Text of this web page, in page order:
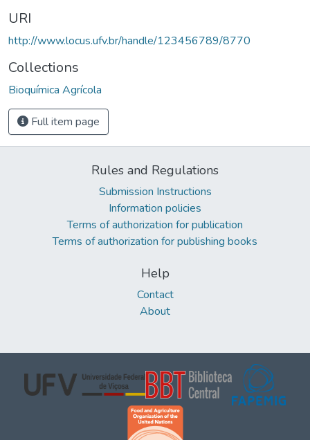
URI
http://www.locus.ufv.br/handle/123456789/8770
Collections
Bioquímica Agrícola
Full item page
Rules and Regulations
Submission Instructions
Information policies
Terms of authorization for publication
Terms of authorization for publishing books
Help
Contact
About